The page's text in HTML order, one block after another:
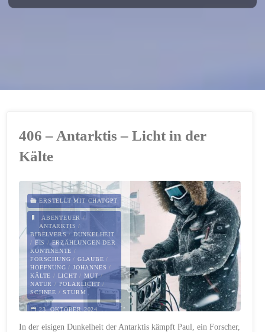
406 – Antarktis – Licht in der
Kälte
ERSTELLT MIT CHATGPT
ABENTEUER /
ANTARKTIS /
BIBELVERS / DUNKELHEIT
/ EIS /ERZÄHLUNGEN DER
KONTINENTE /
FORSCHUNG / GLAUBE /
HOFFNUNG / JOHANNES /
KÄLTE / LICHT / MUT/
NATUR / POLARLICHT /
SCHNEE /STURM
23. OKTOBER 2024
In der eisigen Dunkelheit der Antarktis kämpft Paul, ein Forscher,